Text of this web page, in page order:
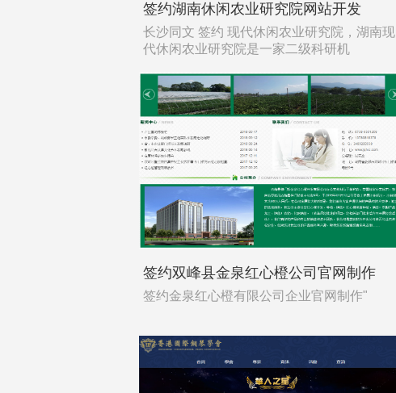
签约湖南休闲农业研究院网站开发
长沙同文 签约 现代休闲农业研究院，湖南现
代休闲农业研究院是一家二级科研机
签约双峰县金泉红心橙公司官网制作
签约金泉红心橙有限公司企业官网制作"